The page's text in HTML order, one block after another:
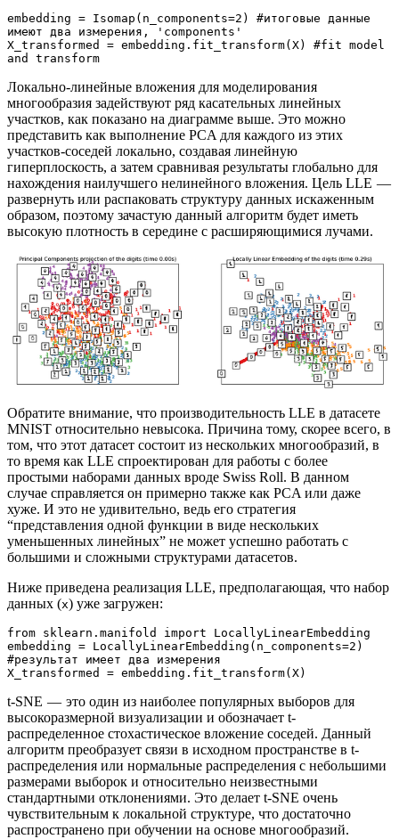
embedding = Isomap(n_components=2) #итоговые данные
имеют два измерения, 'components'
X_transformed = embedding.fit_transform(X) #fit model
and transform
Локально-линейные вложения для моделирования
многообразия задействуют ряд касательных линейных
участков, как показано на диаграмме выше. Это можно
представить как выполнение PCA для каждого из этих
участков-соседей локально, создавая линейную
гиперплоскость, а затем сравнивая результаты глобально для
нахождения наилучшего нелинейного вложения. Цель LLE —
развернуть или распаковать структуру данных искаженным
образом, поэтому зачастую данный алгоритм будет иметь
высокую плотность в середине с расширяющимися лучами.
Обратите внимание, что производительность LLE в датасете
MNIST относительно невысока. Причина тому, скорее всего, в
том, что этот датасет состоит из нескольких многообразий, в
то время как LLE спроектирован для работы с более
простыми наборами данных вроде Swiss Roll. В данном
случае справляется он примерно также как PCA или даже
хуже. И это не удивительно, ведь его стратегия
“представления одной функции в виде нескольких
уменьшенных линейных” не может успешно работать с
большими и сложными структурами датасетов.
Ниже приведена реализация LLE, предполагающая, что набор
данных (x) уже загружен:
from sklearn.manifold import LocallyLinearEmbedding
embedding = LocallyLinearEmbedding(n_components=2)
#результат имеет два измерения
X_transformed = embedding.fit_transform(X)
t-SNE — это один из наиболее популярных выборов для
высокоразмерной визуализации и обозначает t-
распределенное стохастическое вложение соседей. Данный
алгоритм преобразует связи в исходном пространстве в t-
распределения или нормальные распределения с небольшими
размерами выборок и относительно неизвестными
стандартными отклонениями. Это делает t-SNE очень
чувствительным к локальной структуре, что достаточно
распространено при обучении на основе многообразий.